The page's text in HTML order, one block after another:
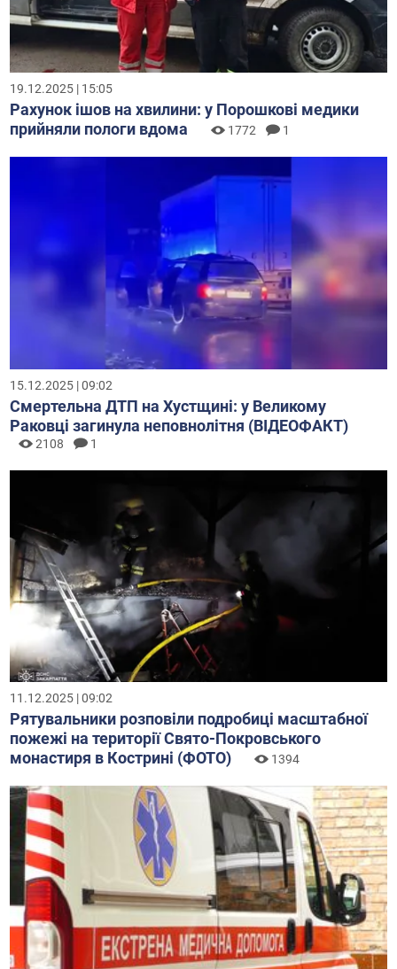
19.12.2025 | 15:05
Рахунок ішов на хвилини: у Порошкові медики
прийняли пологи вдома
1772 1
15.12.2025 | 09:02
Смертельна ДТП на Хустщині: у Великому
Раковці загинула неповнолітня (ВІДЕОФАКТ)
2108 1
11.12.2025 | 09:02
Рятувальники розповіли подробиці масштабної
пожежі на території Свято-Покровського
монастиря в Кострині (ФОТО)
1394